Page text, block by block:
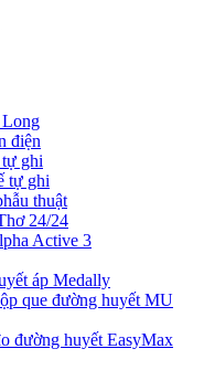
điện
ghi
tự ghi
thuật
24/24
Active 3
áp Medally
que đường huyết MU
đường huyết EasyMax